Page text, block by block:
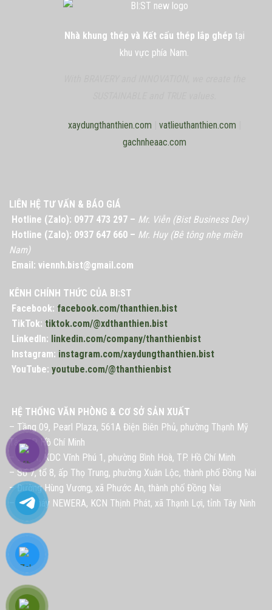
Nhà khung thép và Kết cấu thép lắp ghép tại
khu vực phía Nam.
xaydungthanthien.com vatlieuthanthien.com
gachnheaac.com
LIÊN HỆ TƯ VẤN & BÁO GIÁ
Hotline (Zalo): 0977 473 297 – Mr. Viễn (Bist Business Dev)
Hotline (Zalo): 0937 647 660 – Mr. Huy (Bê tông nhẹ miền
Nam)
Email: viennh.bist@gmail.com
KÊNH CHÍNH THỨC CỦA BI:ST
Facebook: facebook.com/thanthien.bist
TikTok: tiktok.com/@xdthanthien.bist
LinkedIn: linkedin.com/company/thanthienbist
Instagram: instagram.com/xaydungthanthien.bist
YouTube: youtube.com/@thanthienbist
HỆ THỐNG VĂN PHÒNG & CƠ SỞ SẢN XUẤT
– Tầng 09, Pearl Plaza, 561A Điện Biên Phủ, phường Thạnh Mỹ
Tây, TP. Hồ Chí Minh
– Lô G1, KDC Vĩnh Phú 1, phường Bình Hoà, TP. Hồ Chí Minh
– Số 7, tổ 8, ấp Thọ Trung, phường Xuân Lộc, thành phố Đồng Nai
– Đường Hùng Vương, xã Phước An, thành phố Đồng Nai
– Nhà máy NEWERA, KCN Thịnh Phát, xã Thạnh Lợi, tỉnh Tây Ninh